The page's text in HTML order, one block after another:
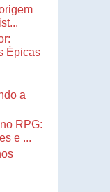
Épicas
a
RPG:
e ...